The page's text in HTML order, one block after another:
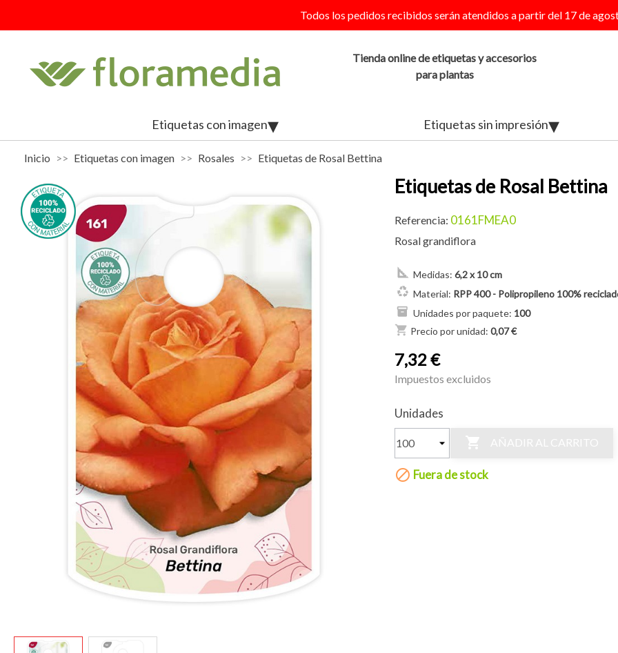
Todos los pedidos recibidos serán atendidos a partir del 17 de
Tienda online de etiquetas y accesorios
para plantas
Etiquetas con imagen Etiquetas sin impresión
Inicio Etiquetas con imagen Rosales Etiquetas de Rosal Bettina
Etiquetas de Rosal Bettina
Referencia: 0161FMEA0
Rosal grandiflora
Medidas: 6,2 x 10 cm
Material: RPP 400 - Polipropileno 100%
Unidades por paquete: 100
shopping_cart Precio por unidad: 0,07 €
7,32 €
Impuestos excluidos
Unidades
 Fuera de stock